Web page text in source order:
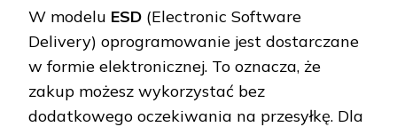
W modelu ESD (Electronic Software
Delivery) oprogramowanie jest dostarczane
w formie elektronicznej. To oznacza, że
zakup możesz wykorzystać bez
dodatkowego oczekiwania na przesyłkę. Dla